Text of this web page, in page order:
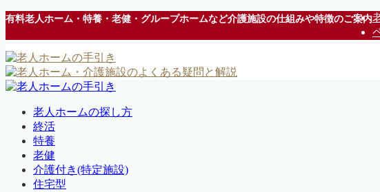
有料老人ホーム・特養・老健・グループホームなど介護施設の仕組みや特徴のご案内
老人ホームの探し方
終活
特養
老健
介護付き(特定施設)
住宅型